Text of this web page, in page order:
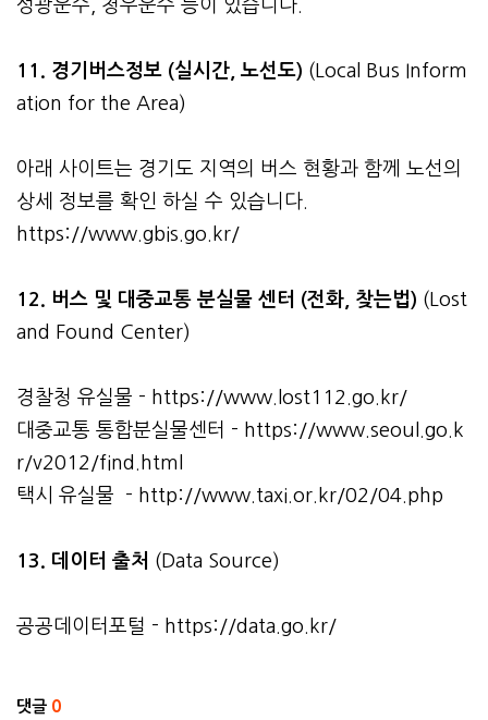
성광운수, 청우운수 등이 있습니다.
11. 경기버스정보 (실시간, 노선도) (Local Bus Inform
ation for the Area)
아래 사이트는 경기도 지역의 버스 현황과 함께 노선의
상세 정보를 확인 하실 수 있습니다.
https://www.gbis.go.kr/
12. 버스 및 대중교통 분실물 센터 (전화, 찾는법) (Lost
and Found Center)
경찰청 유실물 - https://www.lost112.go.kr/
대중교통 통합분실물센터 - https://www.seoul.go.k
r/v2012/find.html
택시 유실물 - http://www.taxi.or.kr/02/04.php
13. 데이터 출처 (Data Source)
공공데이터포털 - https://data.go.kr/
댓글 0